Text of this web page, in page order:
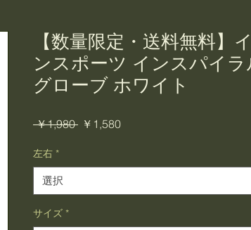
【数量限定・送料無料】
ンスポーツ インスパイラ
グローブ ホワイト
￥1,980 通
格
￥1,580セ
価
左右 *
選択
サイズ *